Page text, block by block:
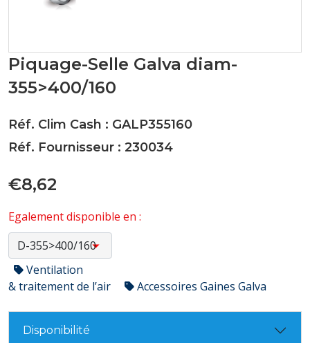
Piquage-Selle Galva diam-
355>400/160
Réf. Clim Cash : GALP355160
Réf. Fournisseur : 230034
€8,62
Egalement disponible en :
Ventilation
& traitement de l’air
Accessoires Gaines Galva
Disponibilité